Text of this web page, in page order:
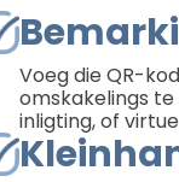
Voeg die QR-
omskakelings
inligting, of